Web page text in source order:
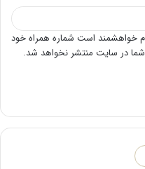
خواهشمند است شماره همراه خود
شما در سایت منتشر نخواهد شد.